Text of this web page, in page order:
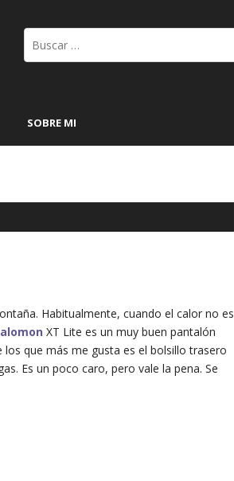
SOBRE MI
Habitualmente, cuando el calor no es
XT Lite es un muy buen pantalón
que más me gusta es el bolsillo trasero
Es un poco caro, pero vale la pena. Se